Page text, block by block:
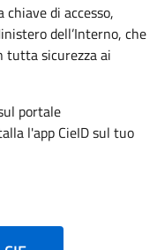
chiave di accesso,
dell’Interno, che
tutta sicurezza ai
portale
l'app CieID sul tuo